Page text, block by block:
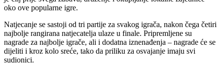
oko ove popularne igre.
Natjecanje se sastoji od tri partije za svakog igrača, nakon čega četiri
najbolje rangirana natjecatelja ulaze u finale. Pripremljene su
nagrade za najbolje igrače, ali i dodatna iznenađenja – nagrade će se
dijeliti i kroz kolo sreće, tako da priliku za osvajanje imaju svi
sudionici.